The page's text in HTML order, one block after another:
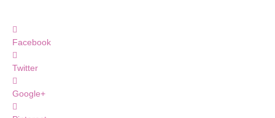
Facebook
Twitter
Google+